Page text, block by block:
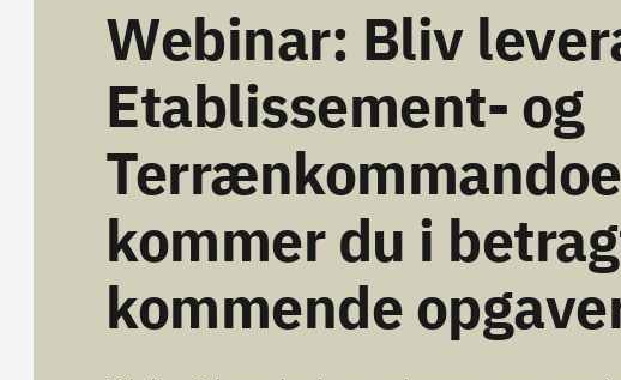
Webinar: Bliv
Etablissement- og
kommer du i
kommende